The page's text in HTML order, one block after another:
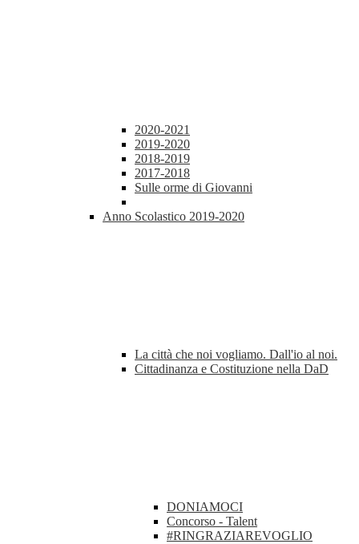
2020-2021
2019-2020
2018-2019
2017-2018
Sulle orme di Giovanni
Anno Scolastico 2019-2020
La città che noi vogliamo. Dall'io al noi.
Cittadinanza e Costituzione nella DaD
DONIAMOCI
Concorso - Talent
#RINGRAZIAREVOGLIO